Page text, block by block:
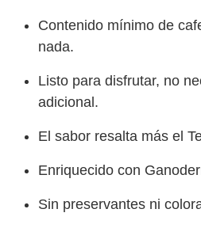
Contenido mínimo de
nada.
Listo para disfrutar, no
adicional.
El sabor resalta más el
Enriquecido con
Sin preservantes ni